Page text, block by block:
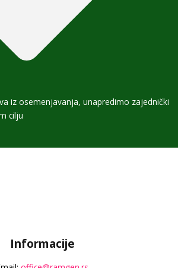
iz osemenjavanja, unapredimo zajednički
cilju
Informacije